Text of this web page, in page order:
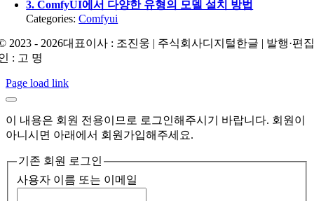
3. ComfyUI에서 다양한 유형의 모델 설치 방법
Categories:Comfyui
2023 - 2026대표이사 : 조진웅 | 주식회사디지털한글 | 발행·편
: 고 명
Page load link
이 내용은 회원 전용이므로 로그인해주시기 바랍니다. 회원이
아니시면 아래에서 회원가입해주세요.
기존 회원 로그인
사용자 이름 또는 이메일